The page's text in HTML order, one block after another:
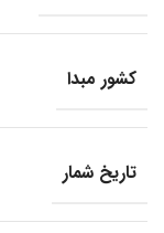
کشور مبدا
تاریخ شمار